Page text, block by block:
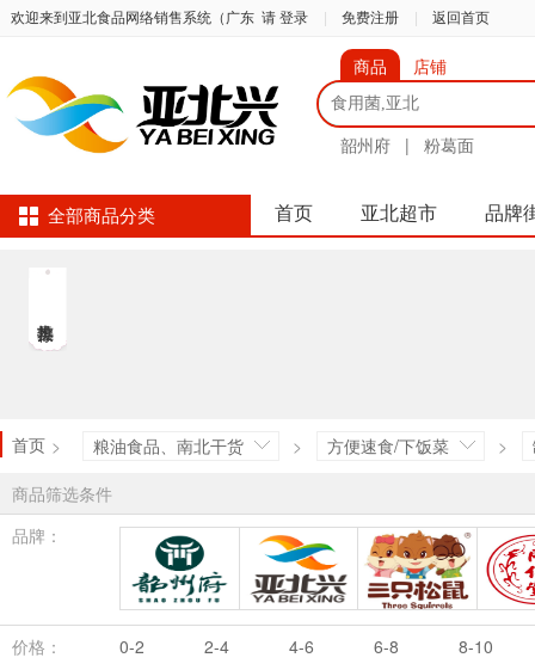
欢迎来到亚北食品网络销售系统（广东 请 登录 免费注册 返回首页
商品 店铺
韶州府 | 粉葛面
全部商品分类 首页 亚北超市 品牌
首页 > 粮油食品、南北干货 > 方便速食/下饭菜 >
商品筛选条件
品牌：
韶州府 亚北兴 三只松鼠
同
价格：
0-2 2-4 4-6 6-8 8-10